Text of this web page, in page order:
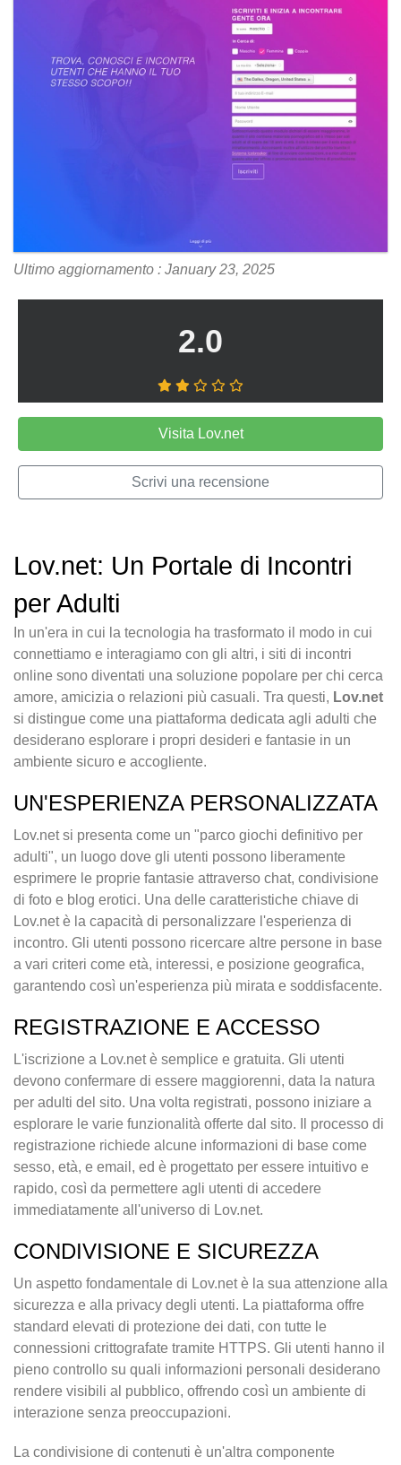
Ultimo aggiornamento : January 23, 2025
2.0
Visita Lov.net
Scrivi una recensione
Lov.net: Un Portale di Incontri
per Adulti
In un'era in cui la tecnologia ha trasformato il modo in cui
connettiamo e interagiamo con gli altri, i siti di incontri
online sono diventati una soluzione popolare per chi cerca
amore, amicizia o relazioni più casuali. Tra questi, Lov.net
si distingue come una piattaforma dedicata agli adulti che
desiderano esplorare i propri desideri e fantasie in un
ambiente sicuro e accogliente.
UN'ESPERIENZA PERSONALIZZATA
Lov.net si presenta come un "parco giochi definitivo per
adulti", un luogo dove gli utenti possono liberamente
esprimere le proprie fantasie attraverso chat, condivisione
di foto e blog erotici. Una delle caratteristiche chiave di
Lov.net è la capacità di personalizzare l'esperienza di
incontro. Gli utenti possono ricercare altre persone in base
a vari criteri come età, interessi, e posizione geografica,
garantendo così un'esperienza più mirata e soddisfacente.
REGISTRAZIONE E ACCESSO
L'iscrizione a Lov.net è semplice e gratuita. Gli utenti
devono confermare di essere maggiorenni, data la natura
per adulti del sito. Una volta registrati, possono iniziare a
esplorare le varie funzionalità offerte dal sito. Il processo di
registrazione richiede alcune informazioni di base come
sesso, età, e email, ed è progettato per essere intuitivo e
rapido, così da permettere agli utenti di accedere
immediatamente all'universo di Lov.net.
CONDIVISIONE E SICUREZZA
Un aspetto fondamentale di Lov.net è la sua attenzione alla
sicurezza e alla privacy degli utenti. La piattaforma offre
standard elevati di protezione dei dati, con tutte le
connessioni crittografate tramite HTTPS. Gli utenti hanno il
pieno controllo su quali informazioni personali desiderano
rendere visibili al pubblico, offrendo così un ambiente di
interazione senza preoccupazioni.
La condivisione di contenuti è un'altra componente